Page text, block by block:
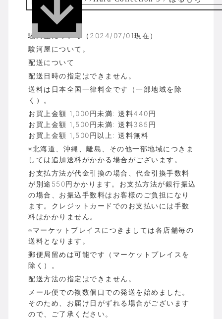
駿河屋について（2024/07/01現在）
駿河屋について。
配送について
配送日時の指定はできません。
送料は日本全国一律料金です（一部地域を除
く）。
お買上金額 1,000円未満: 送料440円
お買上金額 1,500円未満: 送料385円
お買上金額 1,500円以上: 送料無料
※北海道、沖縄、離島、その他一部地域につきま
しては追加送料がかかる場合がございます。
お支払方法が代金引換の場合、代金引換手数料
が別途550円かかります。お支払方法が銀行振込
の場合、お振込手数料はお客様のご負担になり
ます。クレジットカードでのお支払いには手数
料はかかりません。
※マーケットプレイスにつきましては各店舗毎の
送料となります。
郵便局留めは可能です（マーケットプレイスを
除く）。
配送方法の指定はできません。
メール便での複数個口での発送を始めました。
そのため、お届け日がずれる場合がございます
ので、ご了承ください。